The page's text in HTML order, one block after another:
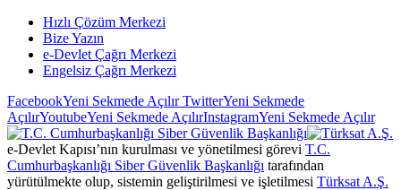
Hızlı Çözüm Merkezi
Bize Yazın
e-Devlet Çağrı Merkezi
Engelsiz Çağrı Merkezi
FacebookYeni Sekmede AçılırTwitterYeni Sekmede
AçılırYoutubeYeni Sekmede AçılırInstagramYeni Sekmede Açılır
e-Devlet Kapısı’nın kurulması ve yönetilmesi görevi T.C.
Cumhurbaşkanlığı Siber Güvenlik Başkanlığı tarafından
yürütülmekte olup, sistemin geliştirilmesi ve işletilmesi Türksat A.Ş.